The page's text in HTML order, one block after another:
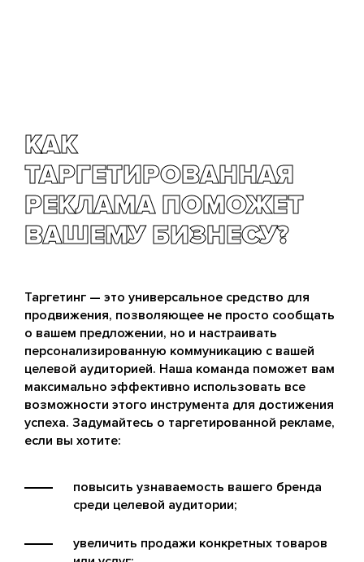
КАК
ТАРГЕТИРОВАННАЯ
РЕКЛАМА ПОМОЖЕТ
ВАШЕМУ БИЗНЕСУ?
Таргетинг — это универсальное средство для
продвижения, позволяющее не просто сообщать
о вашем предложении, но и настраивать
персонализированную коммуникацию с вашей
целевой аудиторией. Наша команда поможет вам
максимально эффективно использовать все
возможности этого инструмента для достижения
успеха. Задумайтесь о таргетированной рекламе,
если вы хотите:
повысить узнаваемость вашего бренда
среди целевой аудитории;
увеличить продажи конкретных товаров